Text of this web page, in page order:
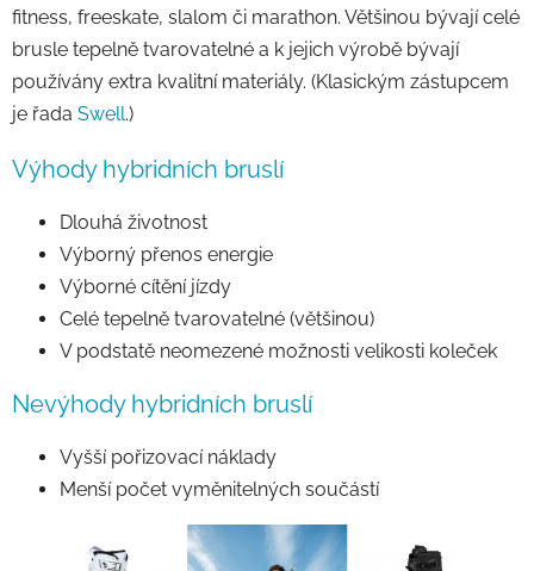
fitness, freeskate, slalom či marathon. Většinou bývají celé
brusle tepelně tvarovatelné a k jejich výrobě bývají
používány extra kvalitní materiály. (Klasickým zástupcem
je řada Swell.)
Výhody hybridních bruslí
Dlouhá životnost
Výborný přenos energie
Výborné cítění jízdy
Celé tepelně tvarovatelné (většinou)
V podstatě neomezené možnosti velikosti koleček
Nevýhody hybridních bruslí
Vyšší pořizovací náklady
Menší počet vyměnitelných součástí